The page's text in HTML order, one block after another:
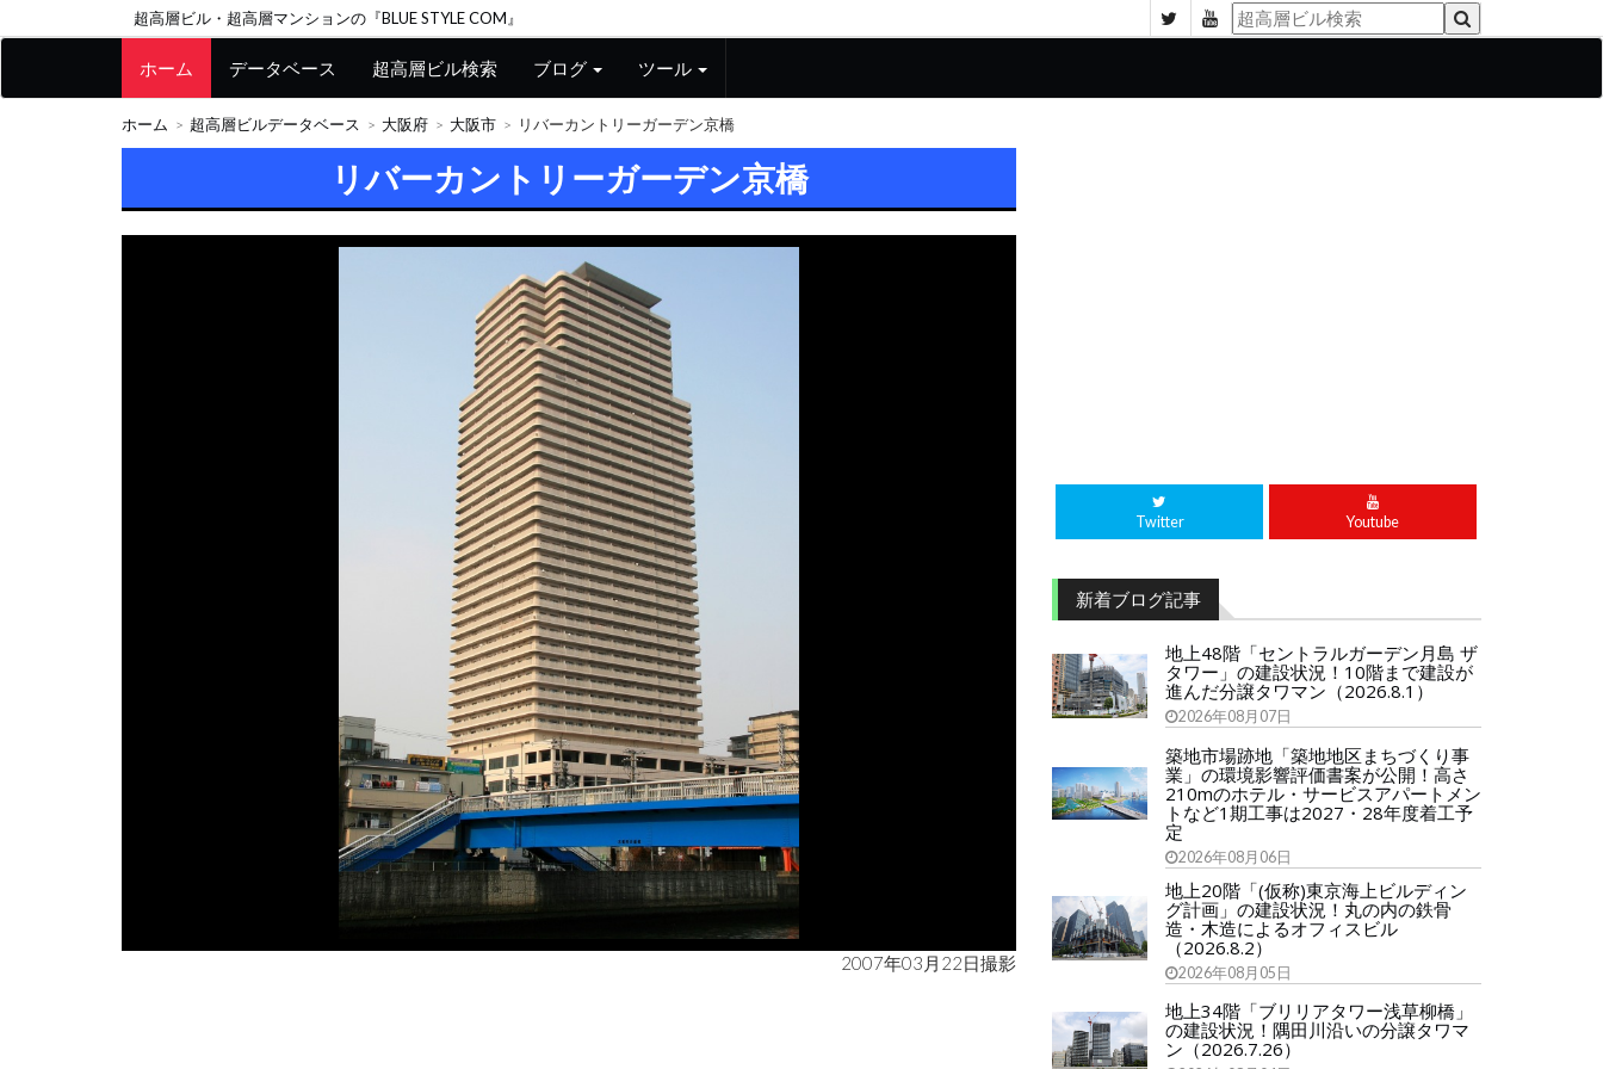
超高層ビル・超高層マンションの『BLUE STYLE COM』
ホーム データベース 超高層ビル検索 ブログ ツール
ホーム 超高層ビルデータベース 大阪府 大阪市 リバーカントリーガーデン京橋
リバーカントリーガーデン京橋
2007年03月22日撮影
Twitter Youtube
新着ブログ記事
地上48階「セントラルガーデン月島 ザ
タワー」の建設状況！10階まで建設が
進んだ分譲タワマン（2026.8.1）
2026年08月07日
築地市場跡地「築地地区まちづくり事
業」の環境影響評価書案が公開！高さ
210mのホテル・サービスアパートメン
トなど1期工事は2027・28年度着工予
定
2026年08月06日
地上20階「(仮称)東京海上ビルディン
グ計画」の建設状況！丸の内の鉄骨
造・木造によるオフィスビル
（2026.8.2）
2026年08月05日
地上34階「ブリリアタワー浅草柳橋」
の建設状況！隅田川沿いの分譲タワマ
ン（2026.7.26）